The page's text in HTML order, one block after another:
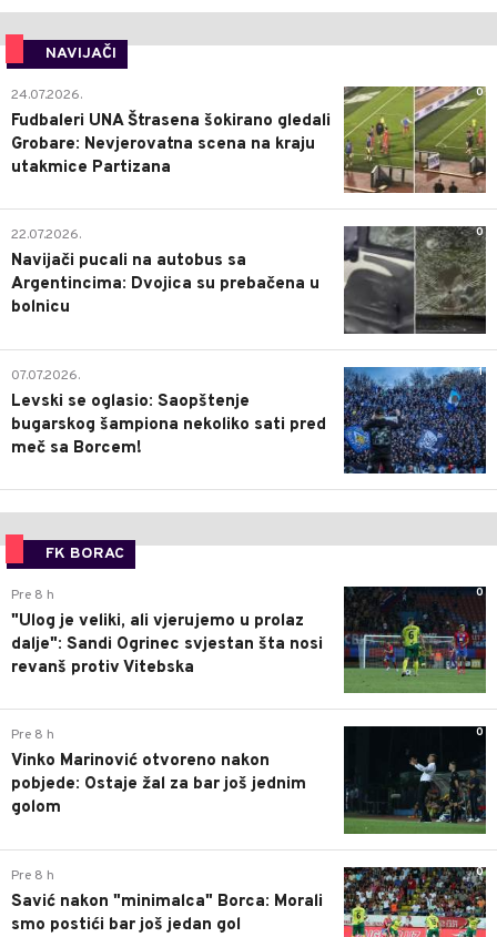
NAVIJAČI
0
24.07.2026.
Fudbaleri UNA Štrasena šokirano gledali
Grobare: Nevjerovatna scena na kraju
utakmice Partizana
0
22.07.2026.
Navijači pucali na autobus sa
Argentincima: Dvojica su prebačena u
bolnicu
1
07.07.2026.
Levski se oglasio: Saopštenje
bugarskog šampiona nekoliko sati pred
meč sa Borcem!
FK BORAC
0
Pre 8 h
"Ulog je veliki, ali vjerujemo u prolaz
dalje": Sandi Ogrinec svjestan šta nosi
revanš protiv Vitebska
0
Pre 8 h
Vinko Marinović otvoreno nakon
pobjede: Ostaje žal za bar još jednim
golom
0
Pre 8 h
Savić nakon "minimalca" Borca: Morali
smo postići bar još jedan gol